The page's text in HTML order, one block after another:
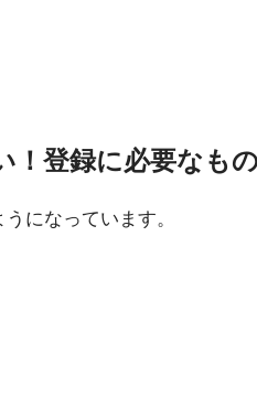
登録に必要なも
になっています。